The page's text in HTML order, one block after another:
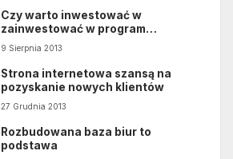
Czy warto inwestować w
zainwestować w program
magazynowy?
9 Sierpnia 2013
Strona internetowa szansą na
pozyskanie nowych klientów
27 Grudnia 2013
Rozbudowana baza biur to
podstawa